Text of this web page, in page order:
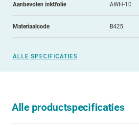
Aanbevolen inktfolie AWH-10
Materiaalcode B425
ALLE SPECIFICATIES
Alle productspecificaties